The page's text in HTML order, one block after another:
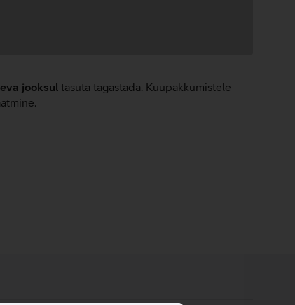
jooksul tasuta tagastada. Kuupakkumistele